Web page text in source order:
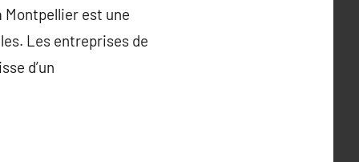
est une
Les entreprises de
d’un